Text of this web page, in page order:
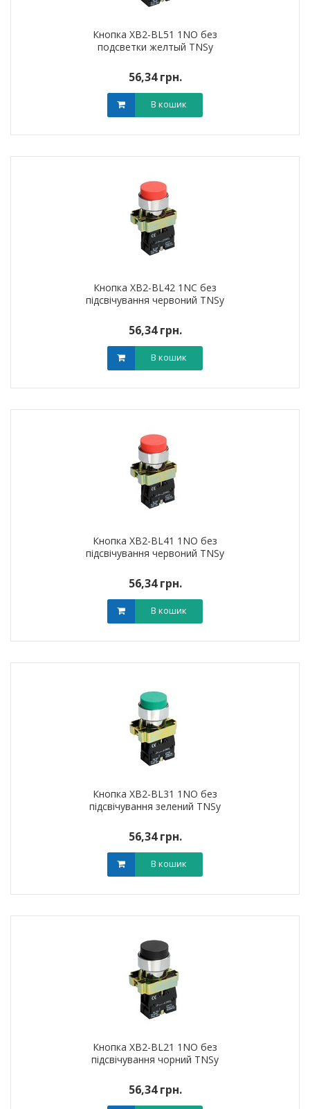
Кнопка XB2-BL51 1NO без
подсветки желтый TNSy
56,34 грн.
В кошик
Кнопка XB2-BL42 1NC без
підсвічування червоний TNSy
56,34 грн.
В кошик
Кнопка XB2-BL41 1NO без
підсвічування червоний TNSy
56,34 грн.
В кошик
Кнопка XB2-BL31 1NO без
підсвічування зелений TNSy
56,34 грн.
В кошик
Кнопка XB2-BL21 1NO без
підсвічування чорний TNSy
56,34 грн.